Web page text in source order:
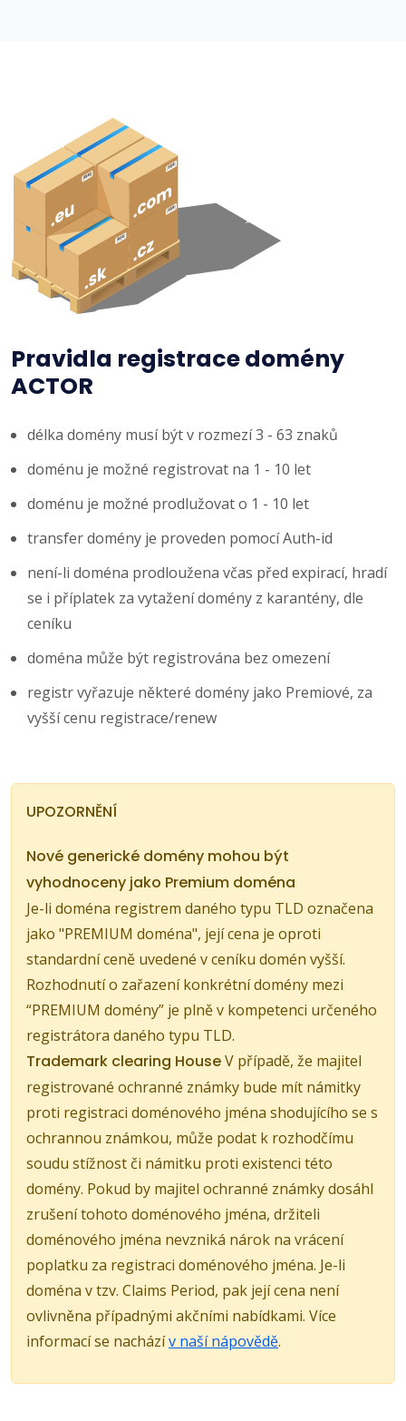
Pravidla registrace domény
ACTOR
délka domény musí být v rozmezí 3 - 63 znaků
doménu je možné registrovat na 1 - 10 let
doménu je možné prodlužovat o 1 - 10 let
transfer domény je proveden pomocí Auth-id
není-li doména prodloužena včas před expirací, hradí
se i příplatek za vytažení domény z karantény, dle
ceníku
doména může být registrována bez omezení
registr vyřazuje některé domény jako Premiové, za
vyšší cenu registrace/renew
UPOZORNĚNÍ
Nové generické domény mohou být
vyhodnoceny jako Premium doména
Je-li doména registrem daného typu TLD označena
jako "PREMIUM doména", její cena je oproti
standardní ceně uvedené v ceníku domén vyšší.
Rozhodnutí o zařazení konkrétní domény mezi
“PREMIUM domény” je plně v kompetenci určeného
registrátora daného typu TLD.
Trademark clearing HouseV případě, že majitel
registrované ochranné známky bude mít námitky
proti registraci doménového jména shodujícího se s
ochrannou známkou, může podat k rozhodčímu
soudu stížnost či námitku proti existenci této
domény. Pokud by majitel ochranné známky dosáhl
zrušení tohoto doménového jména, držiteli
doménového jména nevzniká nárok na vrácení
poplatku za registraci doménového jména. Je-li
doména v tzv. Claims Period, pak její cena není
ovlivněna případnými akčními nabídkami. Více
informací se nacházív naší nápovědě.